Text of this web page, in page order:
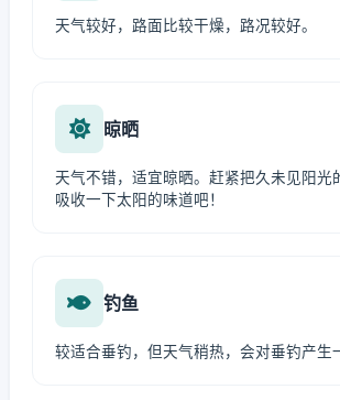
天气较好，路面比较干燥，路况较好。
晾晒
天气不错，适宜晾晒。赶紧把久未见阳光
吸收一下太阳的味道吧！
钓鱼
较适合垂钓，但天气稍热，会对垂钓产生